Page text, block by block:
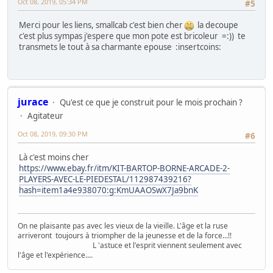
#5
Merci pour les liens, smallcab c'est bien cher
la decoupe
c'est plus sympas j'espere que mon pote est bricoleur =:)) te
transmets le tout à sa charmante epouse :insertcoins:
jurace
Qu'est ce que je construit pour le mois prochain ?
Agitateur
#6
Oct 08, 2019, 09:30 PM
Là c'est moins cher
https://www.ebay.fr/itm/KIT-BARTOP-BORNE-ARCADE-2-
PLAYERS-AVEC-LE-PIEDESTAL/112987439216?
hash=item1a4e938070:g:KmUAAOSwX7Ja9bnK
On ne plaisante pas avec les vieux de la vieille. L'âge et la ruse
arriveront toujours à triompher de la jeunesse et de la force...!!
L 'astuce et l'esprit viennent seulement avec
l'âge et l'expérience....